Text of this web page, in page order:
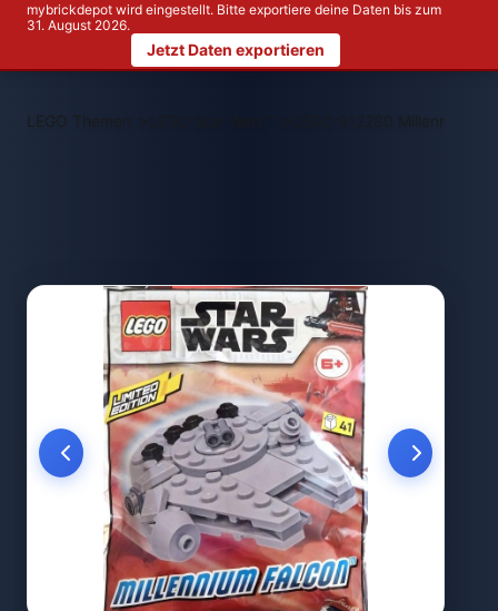
mybrickdepot wird eingestellt. Bitte exportiere deine Daten bis zum
31. August 2026.
Jetzt Daten exportieren
LEGO Themen > LEGO 912280 Millennium